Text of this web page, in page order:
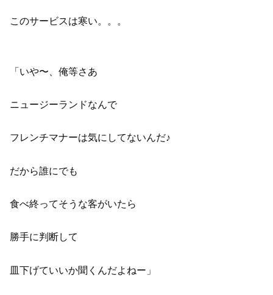
このサービスは寒い。。。
「いや〜、俺等さあ
ニュージーランドなんで
フレンチマナーは気にしてないんだ♪
だから誰にでも
食べ終ってそうな客がいたら
勝手に判断して
皿下げていいか聞くんだよねー」